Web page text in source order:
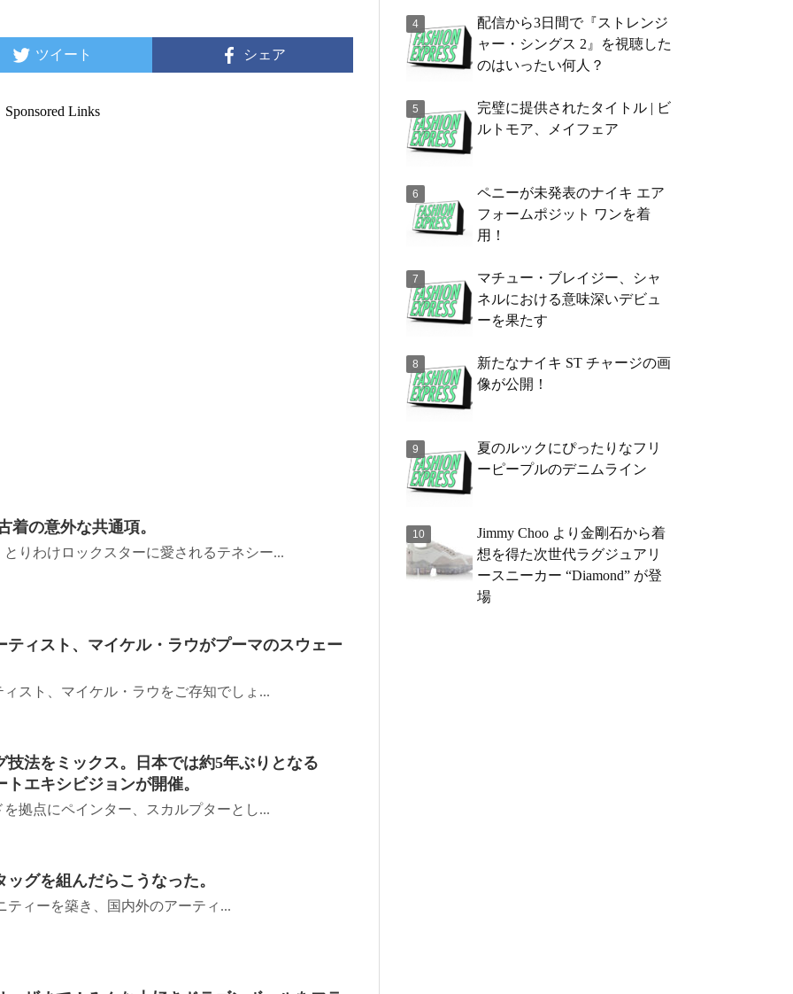
ツイート シェア
Sponsored Links
着の意外な共通項。
りわけロックスターに愛されるテネシー...
ティスト、マイケル・ラウがプーマのスウェー
スト、マイケル・ラウをご存知でしょ...
技法をミックス。日本では約5年ぶりとなる
トエキシビジョンが開催。
拠点にペインター、スカルプターとし...
グを組んだらこうなった。
ティーを築き、国内外のアーティ...
配信から3日間で『ストレンジ
ャー・シングス 2』を視聴した
のはいったい何人？
完璧に提供されたタイトル | ビ
ルトモア、メイフェア
ペニーが未発表のナイキ エア
フォームポジット ワンを着
用！
マチュー・ブレイジー、シャ
ネルにおける意味深いデビュ
ーを果たす
新たなナイキ ST チャージの画
像が公開！
夏のルックにぴったりなフリ
ーピープルのデニムライン
Jimmy Choo より金剛石から着
想を得た次世代ラグジュアリ
ースニーカー “Diamond” が登
場